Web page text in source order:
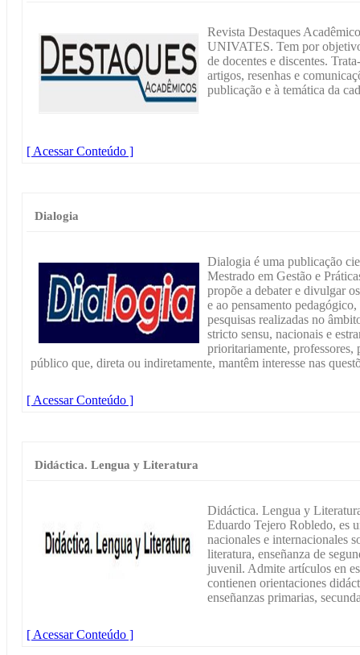
Revista Destaques
UNIVATES. Tem por
de docentes e discentes.
artigos, resenhas e
publicação e à temática da
[ Acessar Conteúdo ]
Dialogia
Dialogia é uma publicação
Mestrado em Gestão e
propõe a debater e divulgar
e ao pensamento
pesquisas realizadas no
stricto sensu, nacionais e
prioritariamente, professores,
público que, direta ou indiretamente, mantêm interesse nas
[ Acessar Conteúdo ]
Didáctica. Lengua y Literatura
Didáctica. Lengua y
Eduardo Tejero Robledo, es
nacionales e internacionales
literatura, enseñanza de
juvenil. Admite artículos en
contienen orientaciones
enseñanzas primarias,
[ Acessar Conteúdo ]